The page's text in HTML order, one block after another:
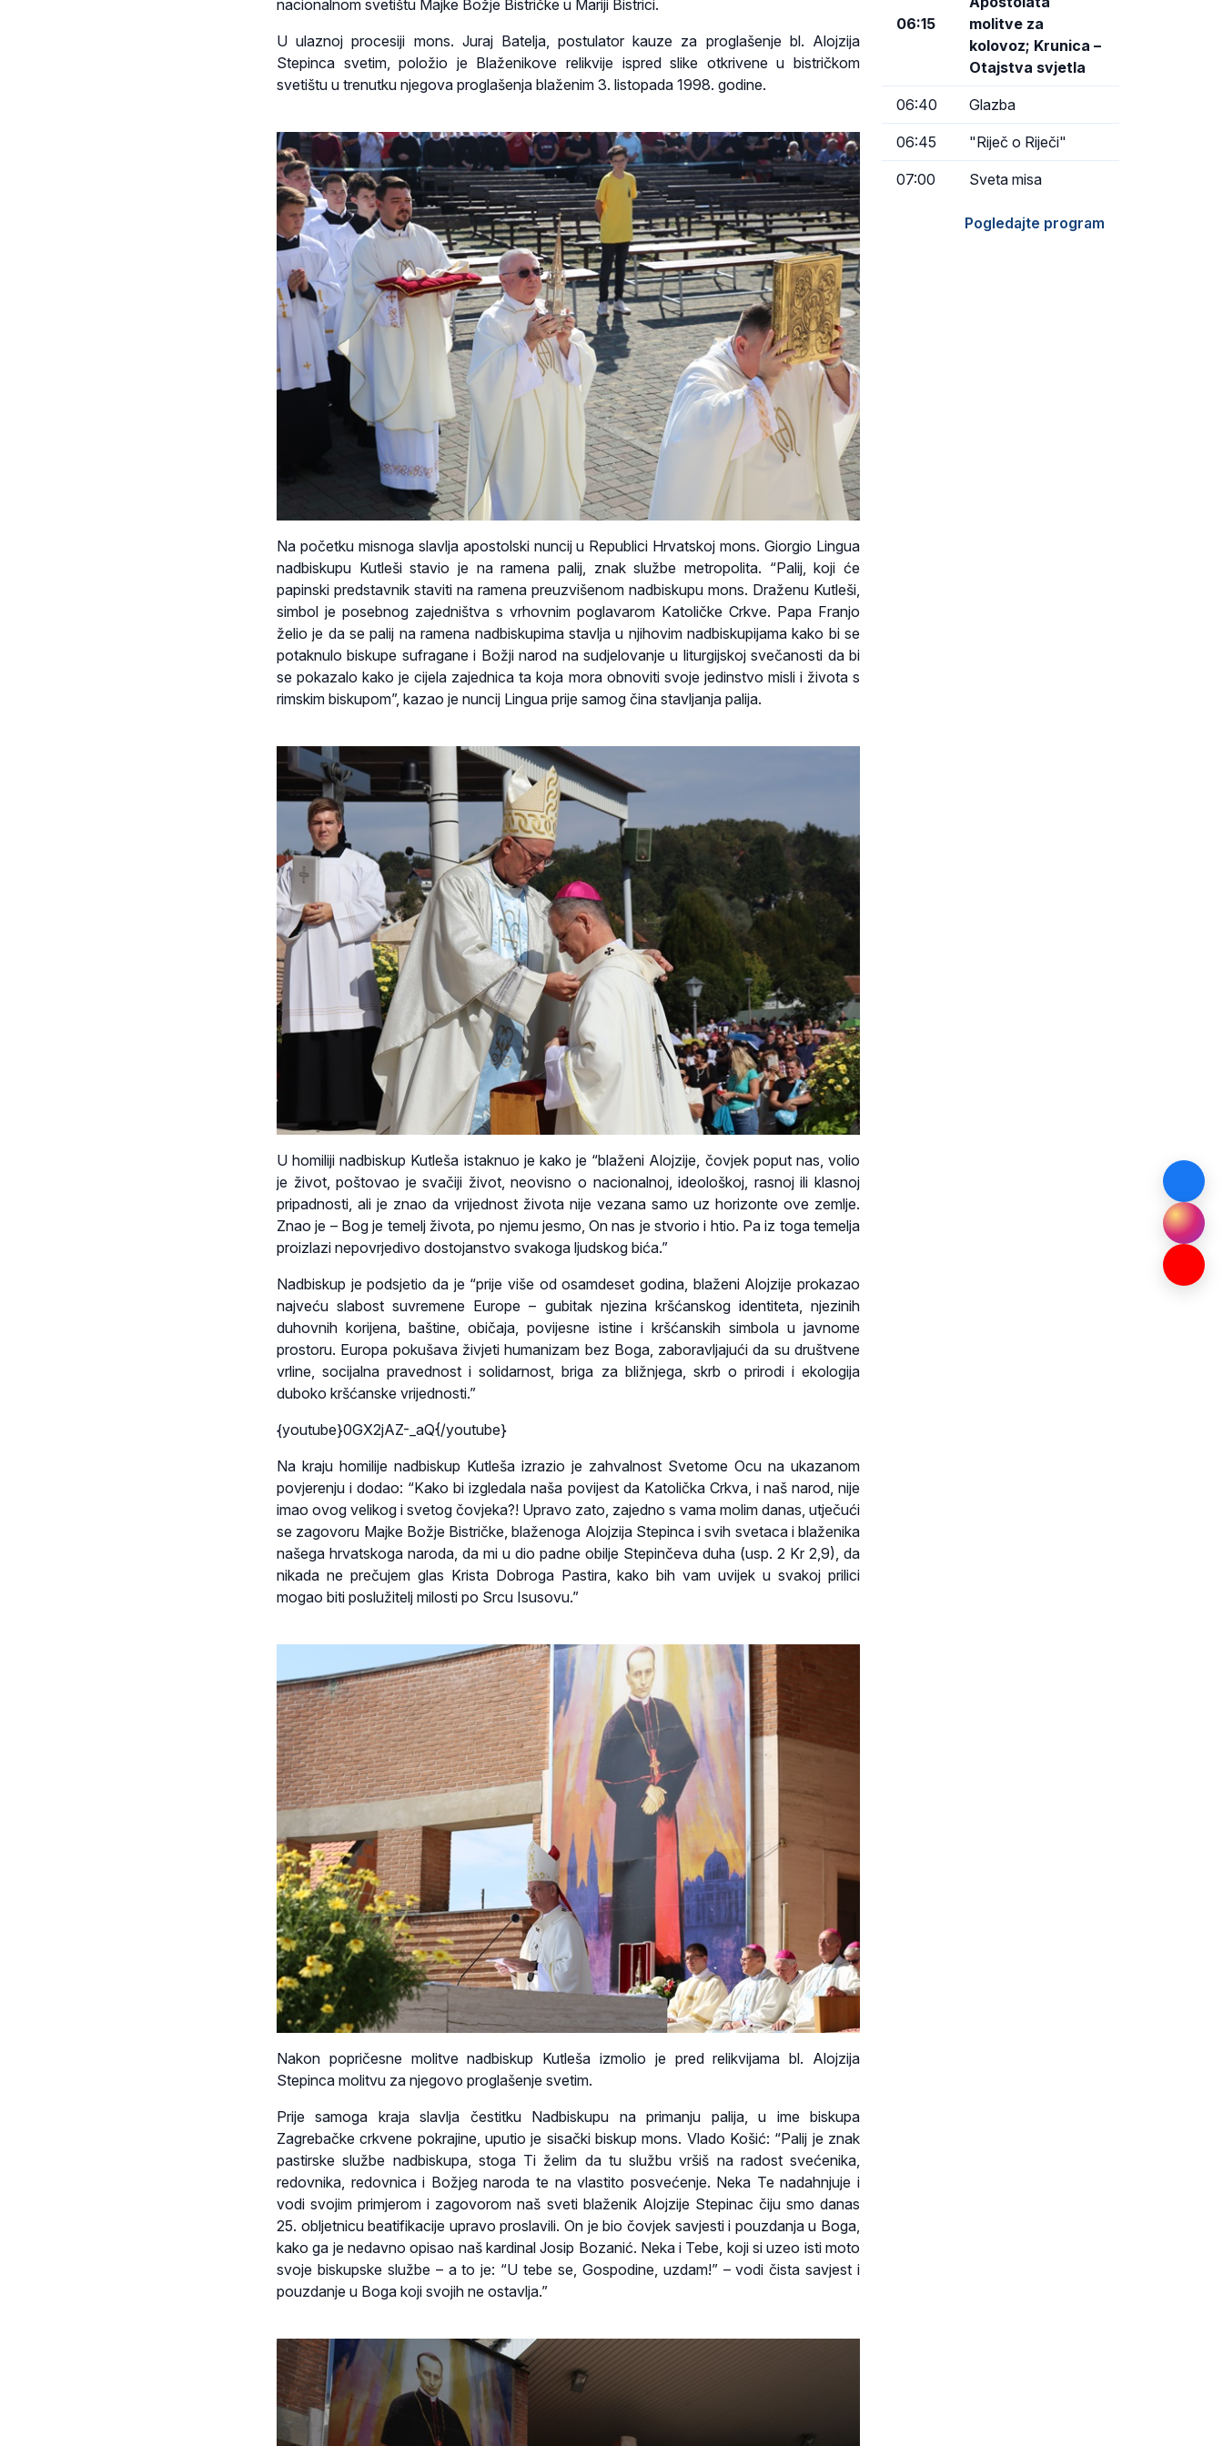
nacionalnom svetištu Majke Božje Bistričke u Mariji Bistrici.
U ulaznoj procesiji mons. Juraj Batelja, postulator kauze za proglašenje bl. Alojzija
Stepinca svetim, položio je Blaženikove relikvije ispred slike otkrivene u bistričkom
svetištu u trenutku njegova proglašenja blaženim 3. listopada 1998. godine.
Na početku misnoga slavlja apostolski nuncij u Republici Hrvatskoj mons. Giorgio Lingua
nadbiskupu Kutleši stavio je na ramena palij, znak službe metropolita. “Palij, koji će
papinski predstavnik staviti na ramena preuzvišenom nadbiskupu mons. Draženu Kutleši,
simbol je posebnog zajedništva s vrhovnim poglavarom Katoličke Crkve. Papa Franjo
želio je da se palij na ramena nadbiskupima stavlja u njihovim nadbiskupijama kako bi se
potaknulo biskupe sufragane i Božji narod na sudjelovanje u liturgijskoj svečanosti da bi
se pokazalo kako je cijela zajednica ta koja mora obnoviti svoje jedinstvo misli i života s
rimskim biskupom”, kazao je nuncij Lingua prije samog čina stavljanja palija.
U homiliji nadbiskup Kutleša istaknuo je kako je “blaženi Alojzije, čovjek poput nas, volio
je život, poštovao je svačiji život, neovisno o nacionalnoj, ideološkoj, rasnoj ili klasnoj
pripadnosti, ali je znao da vrijednost života nije vezana samo uz horizonte ove zemlje.
Znao je – Bog je temelj života, po njemu jesmo, On nas je stvorio i htio. Pa iz toga temelja
proizlazi nepovrjedivo dostojanstvo svakoga ljudskog bića.”
Nadbiskup je podsjetio da je “prije više od osamdeset godina, blaženi Alojzije prokazao
najveću slabost suvremene Europe – gubitak njezina kršćanskog identiteta, njezinih
duhovnih korijena, baštine, običaja, povijesne istine i kršćanskih simbola u javnome
prostoru. Europa pokušava živjeti humanizam bez Boga, zaboravljajući da su društvene
vrline, socijalna pravednost i solidarnost, briga za bližnjega, skrb o prirodi i ekologija
duboko kršćanske vrijednosti.”
{youtube}0GX2jAZ-_aQ{/youtube}
Na kraju homilije nadbiskup Kutleša izrazio je zahvalnost Svetome Ocu na ukazanom
povjerenju i dodao: “Kako bi izgledala naša povijest da Katolička Crkva, i naš narod, nije
imao ovog velikog i svetog čovjeka?! Upravo zato, zajedno s vama molim danas, utječući
se zagovoru Majke Božje Bistričke, blaženoga Alojzija Stepinca i svih svetaca i blaženika
našega hrvatskoga naroda, da mi u dio padne obilje Stepinčeva duha (usp. 2 Kr 2,9), da
nikada ne prečujem glas Krista Dobroga Pastira, kako bih vam uvijek u svakoj prilici
mogao biti poslužitelj milosti po Srcu Isusovu.”
Nakon popričesne molitve nadbiskup Kutleša izmolio je pred relikvijama bl. Alojzija
Stepinca molitvu za njegovo proglašenje svetim.
Prije samoga kraja slavlja čestitku Nadbiskupu na primanju palija, u ime biskupa
Zagrebačke crkvene pokrajine, uputio je sisački biskup mons. Vlado Košić: “Palij je znak
pastirske službe nadbiskupa, stoga Ti želim da tu službu vršiš na radost svećenika,
redovnika, redovnica i Božjeg naroda te na vlastito posvećenje. Neka Te nadahnjuje i
vodi svojim primjerom i zagovorom naš sveti blaženik Alojzije Stepinac čiju smo danas
25. obljetnicu beatifikacije upravo proslavili. On je bio čovjek savjesti i pouzdanja u Boga,
kako ga je nedavno opisao naš kardinal Josip Bozanić. Neka i Tebe, koji si uzeo isti moto
svoje biskupske službe – a to je: “U tebe se, Gospodine, uzdam!” – vodi čista savjest i
pouzdanje u Boga koji svojih ne ostavlja.”
06:15
molitve za
kolovoz; Krunica –
Otajstva svjetla
06:40 Glazba
06:45 "Riječ o Riječi"
07:00 Sveta misa
Pogledajte program